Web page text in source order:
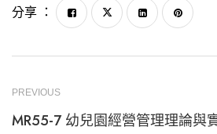
分享 ：
PREVIOUS
MR55-7 幼兒園經營管理理論與